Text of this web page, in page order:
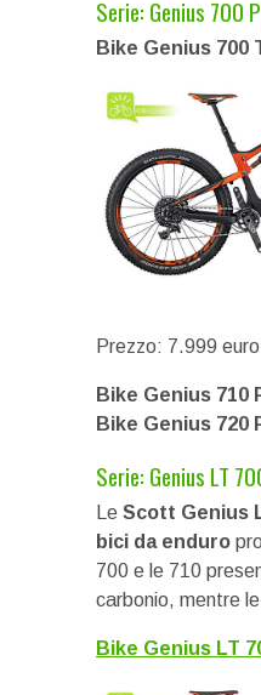
Serie: Genius 700
Bike Genius 700
Prezzo: 7.999 euro
Bike Genius 710
Bike Genius 720
Serie: Genius LT
Le Scott Genius
bici da enduro
700 e le 710
carbonio, mentre
Bike Genius LT